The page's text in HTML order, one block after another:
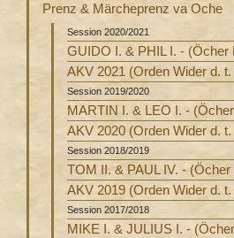
Prenz & Märcheprenz va Oche
Session 2020/2021
GUIDO I. & PHIL I. - (Öcher
AKV 2021 (Orden Wider d.
Session 2019/2020
MARTIN I. & LEO I. -
AKV 2020 (Orden Wider d.
Session 2018/2019
TOM II. & PAUL IV. -
AKV 2019 (Orden Wider d.
Session 2017/2018
MIKE I. & JULIUS I. -